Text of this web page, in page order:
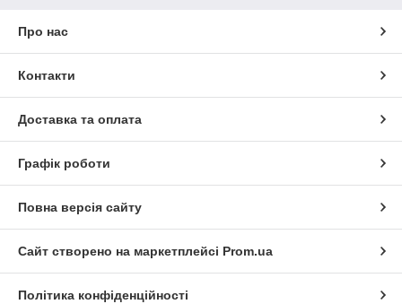
Про нас
Контакти
Доставка та оплата
Графік роботи
Повна версія сайту
Сайт створено на маркетплейсі Prom.ua
Політика конфіденційності